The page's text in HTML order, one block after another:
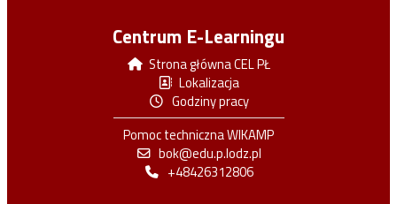
Centrum E-Learningu
Strona główna CEL PŁ
Lokalizacja
Godziny pracy
Pomoc techniczna WIKAMP
bok@edu.p.lodz.pl
+48426312806